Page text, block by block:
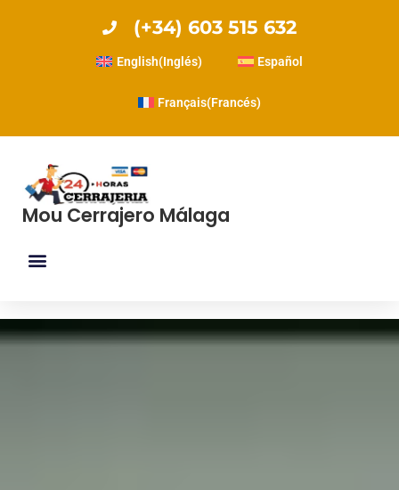
(+34) 603 515 632
English(Inglés) Español
Français(Francés)
Mou Cerrajero Málaga